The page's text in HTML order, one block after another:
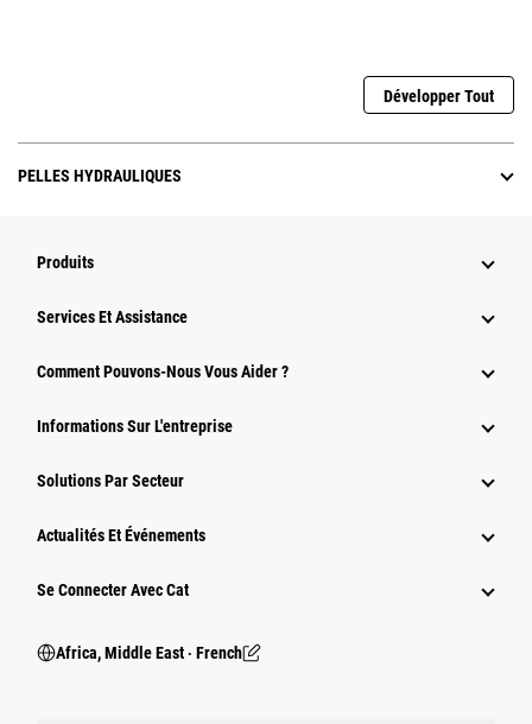
Développer Tout
PELLES HYDRAULIQUES
Produits
Services Et Assistance
Comment Pouvons-Nous Vous Aider ?
Informations Sur L'entreprise
Solutions Par Secteur
Actualités Et Événements
Se Connecter Avec Cat
Africa, Middle East ‧ French